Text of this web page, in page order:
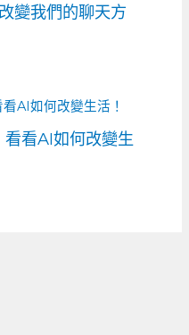
變我們的聊天方
看AI如何改變生